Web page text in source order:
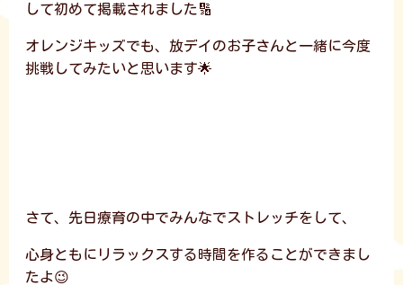
して初めて掲載されました🔢
オレンジキッズでも、放デイのお子さんと一緒に今度
挑戦してみたいと思います🌟
さて、先日療育の中でみんなでストレッチをして、
心身ともにリラックスする時間を作ることができまし
たよ😉